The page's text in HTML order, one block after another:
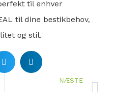
til enhver
til dine bestikbehov,
og stil.
NÆSTE